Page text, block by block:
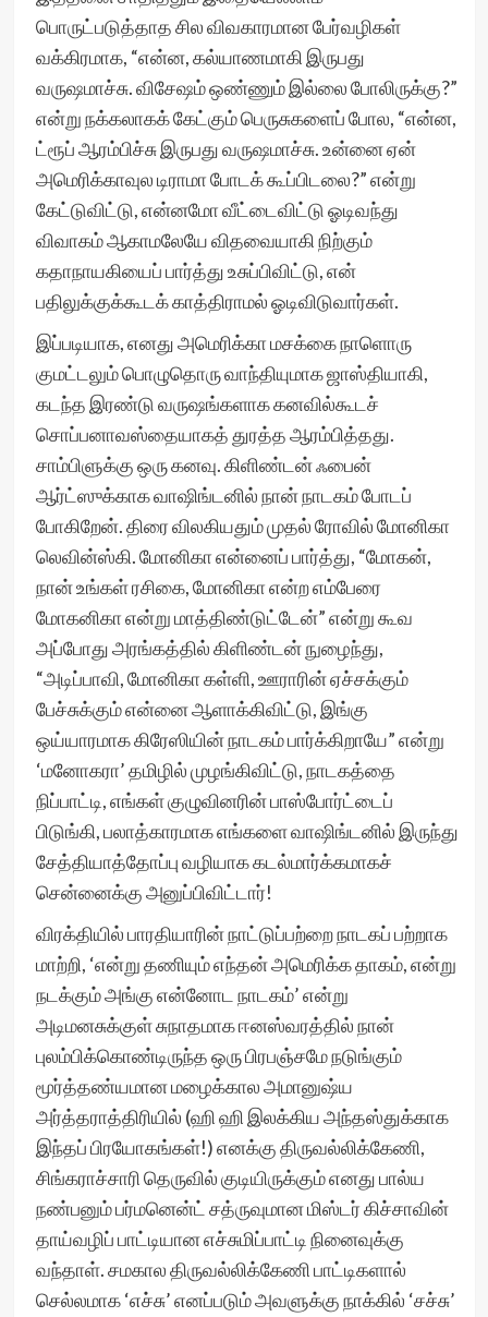
பொருட்படுத்தாத சில விவகாரமான பேர்வழிகள்
வக்கிரமாக, “என்ன, கல்யாணமாகி இருபது
வருஷமாச்சு. விசேஷம் ஒண்ணும் இல்லை போலிருக்கு?”
என்று நக்கலாகக் கேட்கும் பெருசுகளைப் போல, “என்ன,
ட்ரூப் ஆரம்பிச்சு இருபது வருஷமாச்சு. உன்னை ஏன்
அமெரிக்காவுல டிராமா போடக் கூப்பிடலை?” என்று
கேட்டுவிட்டு, என்னமோ வீட்டைவிட்டு ஓடிவந்து
விவாகம் ஆகாமலேயே விதவையாகி நிற்கும்
கதாநாயகியைப் பார்த்து உசுப்பிவிட்டு, என்
பதிலுக்குக்கூடக் காத்திராமல் ஓடிவிடுவார்கள்.
இப்படியாக, எனது அமெரிக்கா மசக்கை நாளொரு
குமட்டலும் பொழுதொரு வாந்தியுமாக ஜாஸ்தியாகி,
கடந்த இரண்டு வருஷங்களாக கனவில்கூடச்
சொப்பனாவஸ்தையாகத் துரத்த ஆரம்பித்தது.
சாம்பிளுக்கு ஒரு கனவு. கிளிண்டன் ஃபைன்
ஆர்ட்ஸுக்காக வாஷிங்டனில் நான் நாடகம் போடப்
போகிறேன். திரை விலகியதும் முதல் ரோவில் மோனிகா
லெவின்ஸ்கி. மோனிகா என்னைப் பார்த்து, “மோகன்,
நான் உங்கள் ரசிகை, மோனிகா என்ற எம்பேரை
மோகனிகா என்று மாத்திண்டுட்டேன்” என்று கூவ
அப்போது அரங்கத்தில் கிளிண்டன் நுழைந்து,
“அடிப்பாவி, மோனிகா கள்ளி, ஊராரின் ஏச்சக்கும்
பேச்சுக்கும் என்னை ஆளாக்கிவிட்டு, இங்கு
ஒய்யாரமாக கிரேஸியின் நாடகம் பார்க்கிறாயே” என்று
‘மனோகரா’ தமிழில் முழங்கிவிட்டு, நாடகத்தை
நிப்பாட்டி, எங்கள் குழுவினரின் பாஸ்போர்ட்டைப்
பிடுங்கி, பலாத்காரமாக எங்களை வாஷிங்டனில் இருந்து
சேத்தியாத்தோப்பு வழியாக கடல்மார்க்கமாகச்
சென்னைக்கு அனுப்பிவிட்டார்!
விரக்தியில் பாரதியாரின் நாட்டுப்பற்றை நாடகப் பற்றாக
மாற்றி, ‘என்று தணியும் எந்தன் அமெரிக்க தாகம், என்று
நடக்கும் அங்கு என்னோட நாடகம்’ என்று
அடிமனசுக்குள் சுநாதமாக ஈனஸ்வரத்தில் நான்
புலம்பிக்கொண்டிருந்த ஒரு பிரபஞ்சமே நடுங்கும்
மூர்த்தண்யமான மழைக்கால அமானுஷ்ய
அர்த்தராத்திரியில் (ஹி ஹி இலக்கிய அந்தஸ்துக்காக
இந்தப் பிரயோகங்கள்!) எனக்கு திருவல்லிக்கேணி,
சிங்கராச்சாரி தெருவில் குடியிருக்கும் எனது பால்ய
நண்பனும் பர்மனென்ட் சத்ருவுமான மிஸ்டர் கிச்சாவின்
தாய்வழிப் பாட்டியான எச்சுமிப்பாட்டி நினைவுக்கு
வந்தாள். சமகால திருவல்லிக்கேணி பாட்டிகளால்
செல்லமாக ‘எச்சு’ எனப்படும் அவளுக்கு நாக்கில் ‘சச்சு’